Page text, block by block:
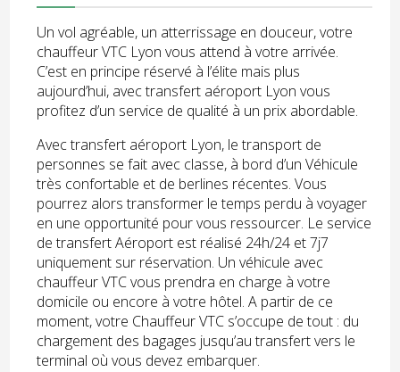
Un vol agréable, un atterrissage en douceur, votre
chauffeur VTC Lyon vous attend à votre arrivée.
C’est en principe réservé à l’élite mais plus
aujourd’hui, avec transfert aéroport Lyon vous
profitez d’un service de qualité à un prix abordable.
Avec transfert aéroport Lyon, le transport de
personnes se fait avec classe, à bord d’un Véhicule
très confortable et de berlines récentes. Vous
pourrez alors transformer le temps perdu à voyager
en une opportunité pour vous ressourcer. Le service
de transfert Aéroport est réalisé 24h/24 et 7j7
uniquement sur réservation. Un véhicule avec
chauffeur VTC vous prendra en charge à votre
domicile ou encore à votre hôtel. A partir de ce
moment, votre Chauffeur VTC s’occupe de tout : du
chargement des bagages jusqu’au transfert vers le
terminal où vous devez embarquer.